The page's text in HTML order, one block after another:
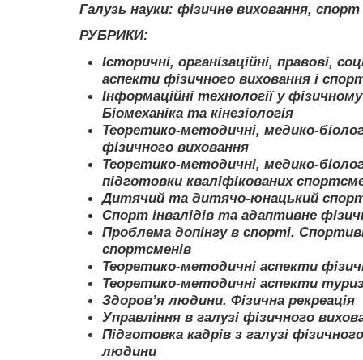
Галузь науки: фізичне виховання,
РУБРИКИ:
Історичні, організаційні, правові,
аспекти фізичного виховання і
Інформаційні технології у
Біомеханіка та кінезіологія
Теоретико-методичні, медико-
фізичного виховання
Теоретико-методичні, медико-
підготовки кваліфікованих
Дитячий та дитячо-юнацький
Спорт інвалідів та адаптивне
Проблема допінгу в спорті.
спортсменів
Теоретико-методичні аспекти
Теоретико-методичні аспекти
Здоров’я людини. Фізична рекреація
Управління в галузі фізичного
Підготовка кадрів з галузі
людини